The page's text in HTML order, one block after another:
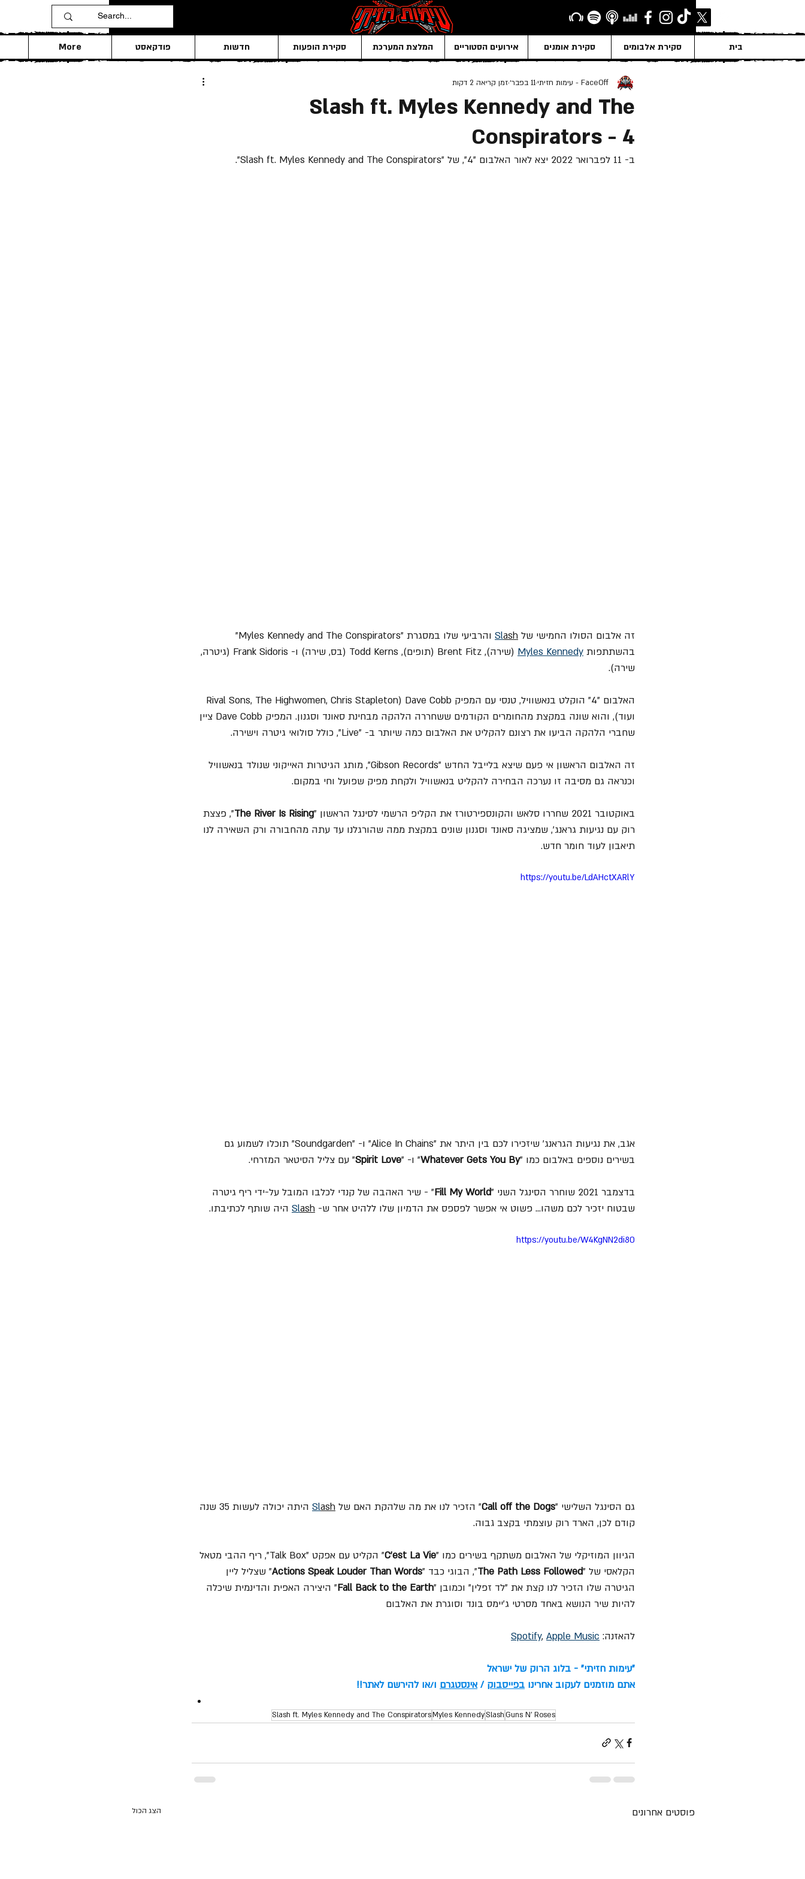
בית סקירת אלבומים סקירת אומנים אירועים הסטוריים המלצת המערכת סקירת הופעות חדשות פודקאסט More
Slash ft. Myles Kennedy and The
Conspirators - 4
FaceOff - עימות חזיתי 11 בפבר׳ זמן קריאה 2 דקות
ב- 11 לפברואר 2022 יצא לאור האלבום "4", של "Slash ft. Myles Kennedy and The Conspirators".
זה אלבום הסולו החמישי של Slash
והרביעי שלו במסגרת "Myles Kennedy and The Conspirators"
בהשתתפות Myles Kennedy
​​(שירה), Brent Fitz (תופים), Todd Kerns (בס, שירה) ו- Frank Sidoris (גיטרה,
שירה).
ועוד), והוא שונה במקצת מהחומרים הקודמים ששחררה הלהקה מבחינת סאונד וסגנון. המפיק Dave Cobb ציין
שחברי הלהקה הביעו את רצונם להקליט את האלבום כמה שיותר ב- "Live", כולל סולואי גיטרה וישירה.
זה האלבום הראשון אי פעם שיצא בלייבל החדש "Gibson Records", מותג הגיטרות האייקוני שנולד בנאשוויל
וכנראה גם מסיבה זו נערכה הבחירה להקליט בנאשוויל ולקחת מפיק שפועל וחי במקום.
באוקטובר 2021 שחררו סלאש והקונספירטורז את הקליפ הרשמי לסינגל הראשון " The River Is Rising", פצצת
רוק עם נגיעות גראנג', שמציגה סאונד וסגנון שונים במקצת ממה שהורגלנו עד עתה מהחבורה ורק השאירה לנו
תיאבון לעוד חומר חדש.
https://youtu.be/LdAHctXARlY
אגב, את נגיעות הגראנג' שיזכירו לכם בין היתר את "Alice In Chains" ו- "Soundgarden" תוכלו לשמוע גם
בשירים נוספים באלבום כמו "Whatever Gets You By" ו- "Spirit Love" עם צליל הסיטאר המזרחי.
בדצמבר 2021 שוחרר הסינגל השני " Fill My World" - שיר האהבה של קנדי ​​לכלבו המובל על-ידי ריף גיטרה
שבטוח יזכיר לכם משהו... פשוט אי אפשר לפספס את הדמיון שלו ללהיט אחר ש-
Slash היה שותף לכתיבתו.
https://youtu.be/W4KgNN2di80
גם הסינגל השלישי "Call off the Dogs" הזכיר לנו את מה שלהקת האם של Slash
היתה יכולה לעשות 35 שנה
קודם לכן, הארד רוק עוצמתי בקצב גבוה.
הגיוון המוזיקלי של האלבום משתקף בשירים כמו "C'est La Vie
" הקליט עם אפקט "Talk Box", ריף ההבי מטאל
הקלאסי של "The Path Less Followed", הבוגי כבד "Actions Speak Louder Than Words" שצליל ליין
הגיטרה שלו הזכיר לנו קצת את "לד זפלין" וכמובן "Fall Back to the Earth" היצירה האפית והדינמית שיכלה
להיות שיר הנושא באחד מסרטי ג'יימס בונד וסוגרת את האלבום
להאזנה: Spotify, Apple Music
"עימות חזיתי" - בלוג הרוק של ישראל
אתם מוזמנים לעקוב אחרינו בפייסבוק / אינסטגרם ו/או להירשם לאתר!!
Guns N' Roses
Slash
Myles Kennedy
Slash ft. Myles Kennedy and The Conspirators
פוסטים אחרונים הצג הכול